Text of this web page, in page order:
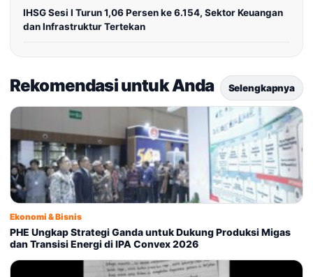
IHSG Sesi I Turun 1,06 Persen ke 6.154, Sektor Keuangan
dan Infrastruktur Tertekan
Rekomendasi untuk Anda Selengkapnya
Ekonomi & Bisnis
PHE Ungkap Strategi Ganda untuk Dukung Produksi Migas
dan Transisi Energi di IPA Convex 2026